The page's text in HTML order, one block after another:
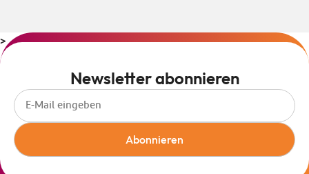
>
Newsletter abonnieren
Abonnieren